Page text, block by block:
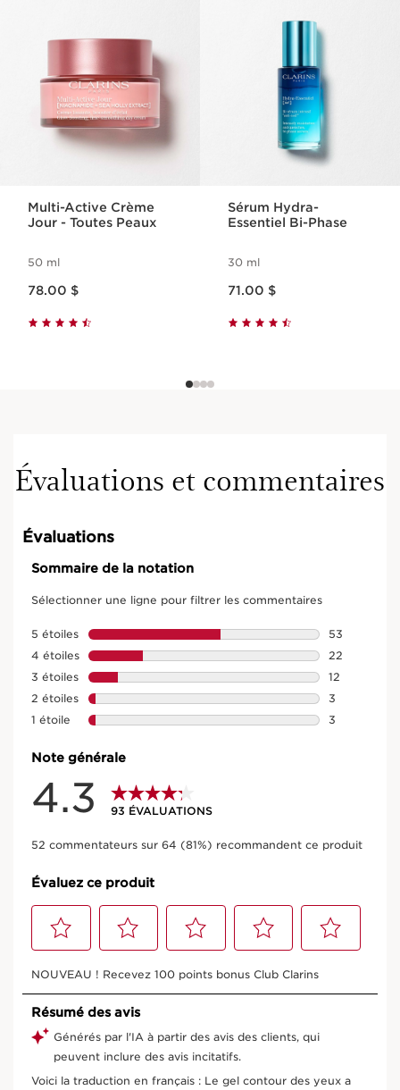
Multi-Active Crème
Jour - Toutes Peaux
50 ml
78.00 $
Sérum Hydra-
Essentiel Bi-Phase
30 ml
71.00 $
Évaluations et commentaires